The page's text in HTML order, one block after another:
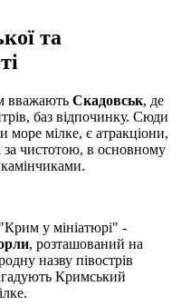
та
вважають Скадовськ, де
баз відпочинку. Сюди
море мілке, є атракціони,
за чистотою, в основному
у мініатюрі" -
, розташований на
назву півострів
Кримський